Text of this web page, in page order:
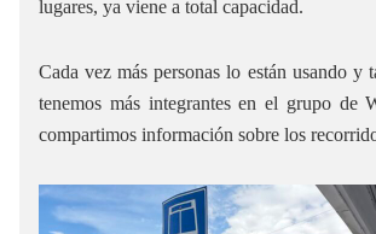
lugares, ya viene a total capacidad.
Cada vez más personas lo están usando y
tenemos más integrantes en el grupo de
compartimos información sobre los